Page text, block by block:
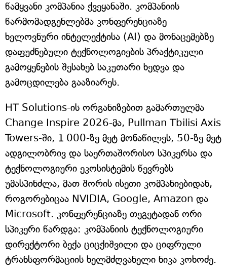
წამყვანი კომპანია ქვეყანაში. კომპანიის
წარმომადგენლებმა კონფერენციაზე
ხელოვნური ინტელექტისა (AI) და მონაცემებზე
დაფუძნებული ტექნოლოგიების პრაქტიკული
გამოყენების შესახებ საკუთარი ხედვა და
გამოცდილება გააზიარეს.
HT Solutions-ის ორგანიზებით გამართულმა
Change Inspire 2026-მა, Pullman Tbilisi Axis
Towers-ში, 1 000-ზე მეტ მონაწილეს, 50-ზე მეტ
ადგილობრივ და საერთაშორისო სპიკერსა და
ტექნოლოგიური ეკოსისტემის წევრებს
უმასპინძლა, მათ შორის ისეთი კომპანიებიდან,
როგორებიცაა NVIDIA, Google, Amazon და
Microsoft. კონფერენციაზე თეგეტადან ორი
სპიკერი წარდგა: კომპანიის ტექნოლოგიური
დირექტორი ბექა ციცქიშვილი და ციფრული
ტრანსფორმაციის ხელმძღვანელი ნიკა კოხოძე.